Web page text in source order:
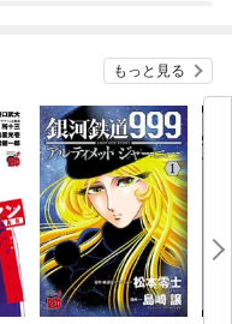
もっと見る